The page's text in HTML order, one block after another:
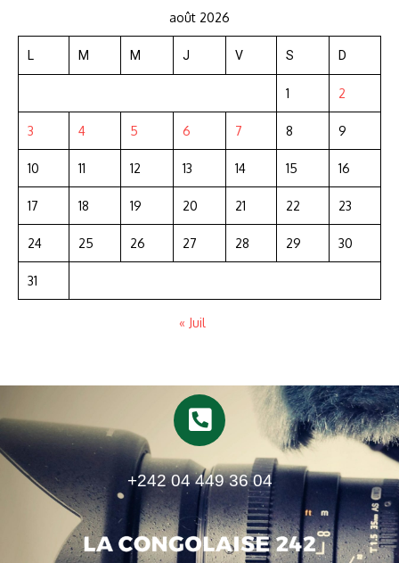
août 2026
L M M J V S D
1 2
3 4 5 6 7 8 9
10 11 12 13 14 15 16
17 18 19 20 21 22 23
24 25 26 27 28 29 30
31
« Juil
+242 04 449 36 04